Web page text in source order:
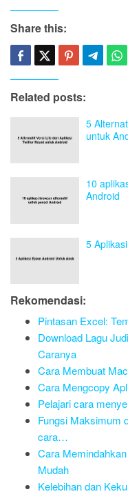
Share this:
Related posts:
5
untuk
10
Android
5
Rekomendasi:
Pintasan Excel:
Download Lagu
Caranya
Cara Membuat
Cara Mengcopy
Pelajari cara
Fungsi Maksimum
cara…
Cara
Mudah
Kelebihan dan